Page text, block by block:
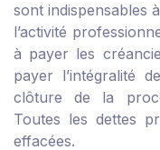
sont indispensables
l’activité
à payer les
payer l’intégralité
clôture de la
Toutes les dettes
effacées.